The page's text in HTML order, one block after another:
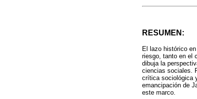
RESUMEN:
El lazo histórico
riesgo, tanto en el
dibuja la
ciencias sociales.
crítica sociológica
emancipación de
este marco.